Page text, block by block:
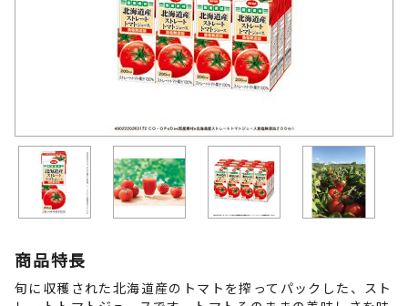
商品特長
旬に収穫された北海道産のトマトを搾ってパックした、スト